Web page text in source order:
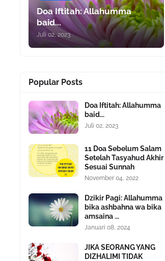
Doa Iftitah: Allahumma
baid...
Juli 02, 2023
Popular Posts
Doa Iftitah: Allahumma
baid...
Juli 02, 2023
11 Doa Sebelum Salam
Setelah Tasyahud Akhir
Sesuai Sunnah
November 04, 2022
Dzikir Pagi: Allahumma
bika ashbahna wa bika
amsaina ...
Januari 08, 2024
JIKA SEORANG YANG
DIZHALIMI TIDAK